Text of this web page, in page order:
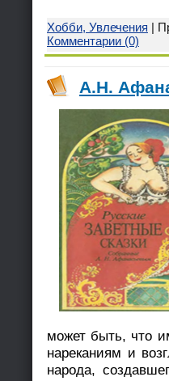
Хобби, Увлечения |
Комментарии (0)
А.Н.
может быть, что
нареканиям и
народа,